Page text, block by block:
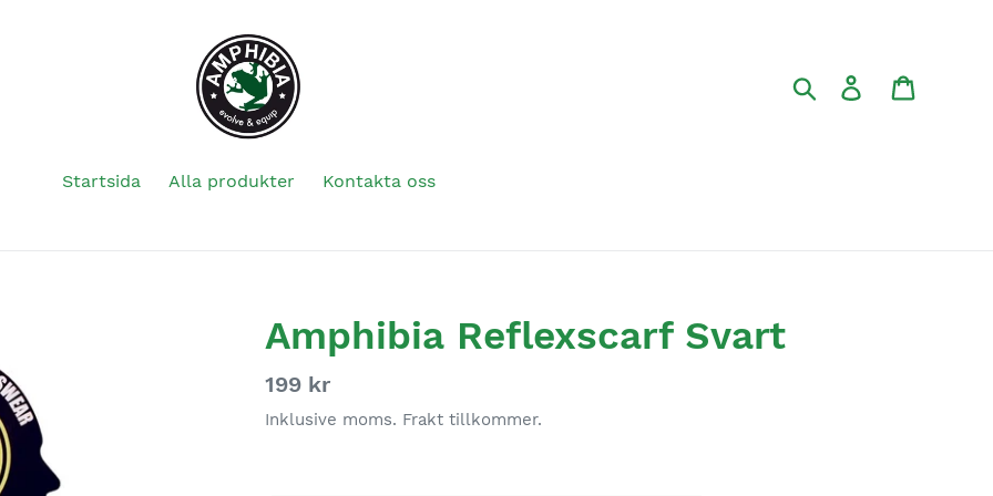
Sök
Logga in
Startsida Alla produkter Kontakta oss
Amphibia Reflexscarf Svart
Ordinarie
pris
199 kr
Inklusive moms. Frakt tillkommer.